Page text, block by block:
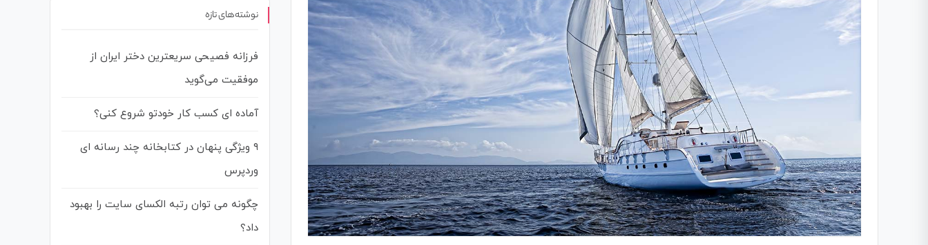
نوشته‌های تازه
فرزانه فصیحی سریعترین دختر ایران از
موفقیت می‌گوید
آماده ای کسب کار خودتو شروع کنی؟
۹ ویژگی پنهان در کتابخانه چند رسانه ای
وردپرس
چگونه می توان رتبه الکسای سایت را بهبود
داد؟